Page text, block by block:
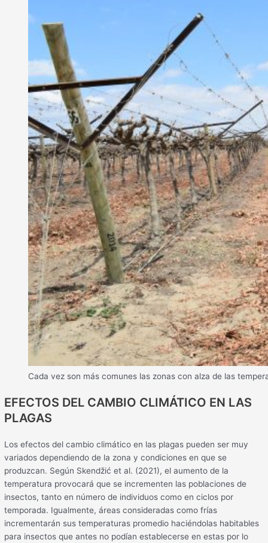
Cada vez son más comunes las zonas con alza de las
EFECTOS DEL CAMBIO CLIMÁTICO EN LAS
PLAGAS
Los efectos del cambio climático en las plagas pueden ser muy
variados dependiendo de la zona y condiciones en que se
produzcan. Según Skendžić et al. (2021), el aumento de la
temperatura provocará que se incrementen las poblaciones de
insectos, tanto en número de individuos como en ciclos por
temporada. Igualmente, áreas consideradas como frías
incrementarán sus temperaturas promedio haciéndolas habitables
para insectos que antes no podían establecerse en estas por lo